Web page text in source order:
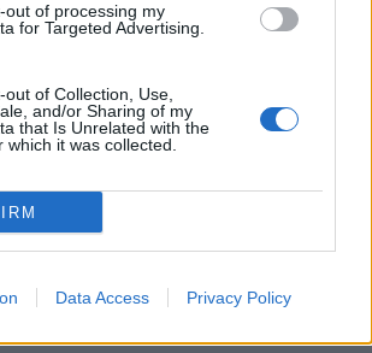
out of processing my
for Targeted Advertising.
of Collection, Use,
and/or Sharing of my
that Is Unrelated with the
which it was collected.
Data Access Privacy Policy
Székely Sport
átsorolás a Csík körzeti
focibajnokság új idényében
Sándor Ella: Na, indíts, s
menjünk!